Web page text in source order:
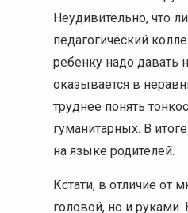
Неудивительно, что
педагогический
ребенку надо давать
оказывается в
труднее понять
гуманитарных. В
на языке родителей.
Кстати, в отличие от
головой, но и